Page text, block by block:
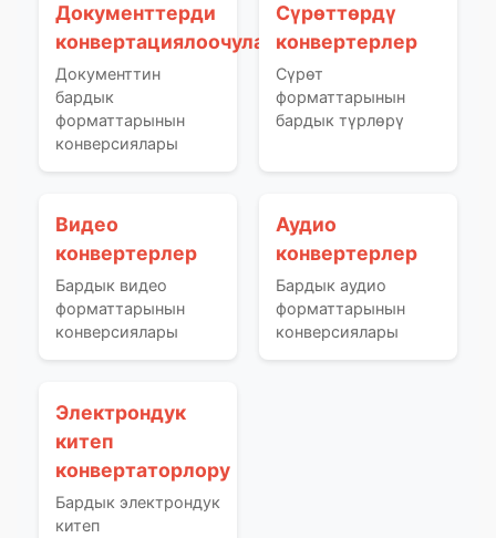
Документтерди
конвертациялоочулар
Документтин
бардык
форматтарынын
конверсиялары
Сүрөттөрдү
конвертерлер
Сүрөт
форматтарынын
бардык түрлөрү
Видео
конвертерлер
Бардык видео
форматтарынын
конверсиялары
Аудио
конвертерлер
Бардык аудио
форматтарынын
конверсиялары
Электрондук
китеп
конвертаторлору
Бардык электрондук
китеп